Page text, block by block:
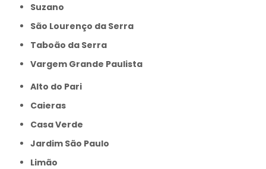
Suzano
São Lourenço da Serra
Taboão da Serra
Vargem Grande Paulista
Alto do Pari
Caieras
Casa Verde
Jardim São Paulo
Limão